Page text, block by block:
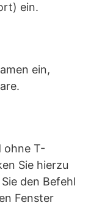
ein.
ein,
ohne T-
Sie hierzu
den Befehl
Fenster